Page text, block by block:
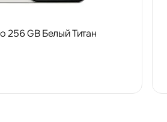
256 GB Белый Титан